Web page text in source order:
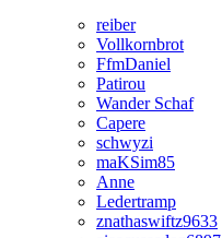
reiber
Vollkornbrot
FfmDaniel
Patirou
Wander Schaf
Capere
schwyzi
maKSim85
Anne
Ledertramp
znathaswiftz9633